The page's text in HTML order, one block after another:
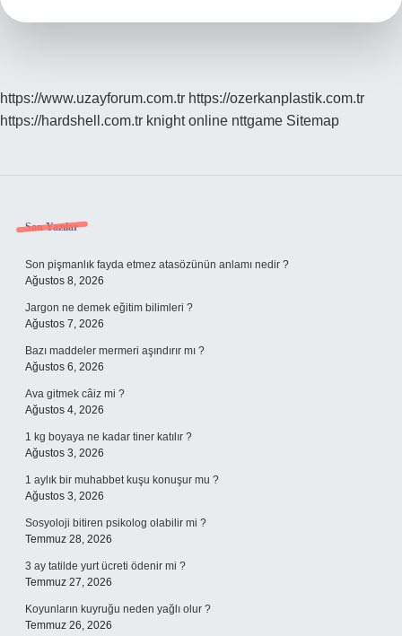
https://www.uzayforum.com.tr https://ozerkanplastik.com.tr
https://hardshell.com.tr knight online nttgame Sitemap
Sidebar
Son Yazılar
Son pişmanlık fayda etmez atasözünün anlamı nedir ?
Ağustos 8, 2026
Jargon ne demek eğitim bilimleri ?
Ağustos 7, 2026
Bazı maddeler mermeri aşındırır mı ?
Ağustos 6, 2026
Ava gitmek câiz mi ?
Ağustos 4, 2026
1 kg boyaya ne kadar tiner katılır ?
Ağustos 3, 2026
1 aylık bir muhabbet kuşu konuşur mu ?
Ağustos 3, 2026
Sosyoloji bitiren psikolog olabilir mi ?
Temmuz 28, 2026
3 ay tatilde yurt ücreti ödenir mi ?
Temmuz 27, 2026
Koyunların kuyruğu neden yağlı olur ?
Temmuz 26, 2026